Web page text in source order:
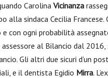
CarolinaVicinanza
alla sindaca Cecilia
con ogni probabilità
assessore al Bilancio dal
Gli altri due sicuri d’un
e il dentista Egidio Mirra.